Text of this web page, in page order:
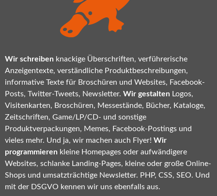
Wir schreiben knackige Überschriften, verführerische
Anzeigentexte, verständliche Produktbeschreibungen,
informative Texte für Broschüren und Websites, Facebook-
Posts, Twitter-Tweets, Newsletter. Wir gestalten Logos,
Visitenkarten, Broschüren, Messestände, Bücher, Kataloge,
Zeitschriften, Game/LP/CD- und sonstige
Produktverpackungen, Memes, Facebook-Postings und
vieles mehr. Und ja, wir machen auch Flyer! Wir
programmieren kleine Homepages oder aufwändigere
Websites, schlanke Landing-Pages, kleine oder große Online-
Shops und umsatzträchtige Newsletter. PHP, CSS, SEO. Und
mit der DSGVO kennen wir uns ebenfalls aus.